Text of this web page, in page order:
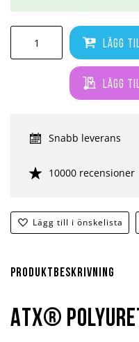
Lägg
Lägg
Lägg till i önskelista
Snabb leverans
10000 recensioner
Produktbeskrivning
ATX®